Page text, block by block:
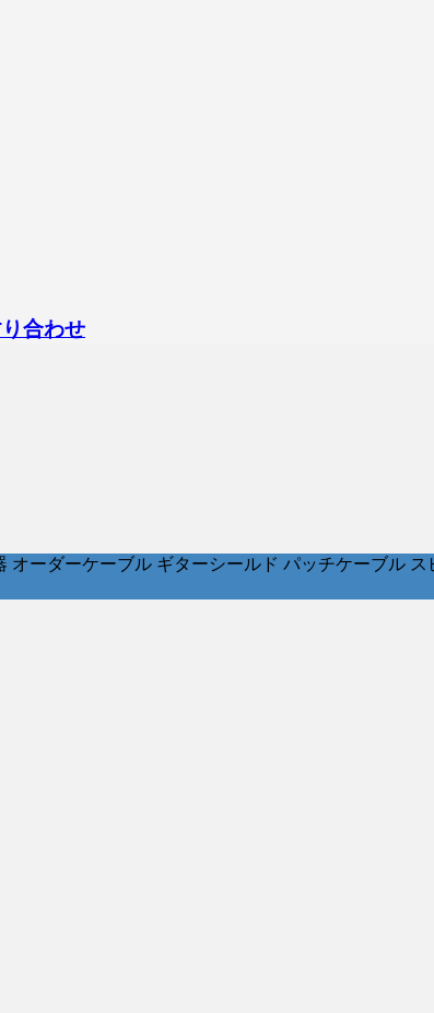
合わせ
ーダーケーブル ギターシールド パッチケーブル ス